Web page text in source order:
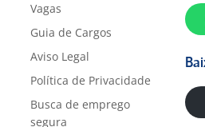
Vagas
Guia de Cargos
Aviso Legal
Política de Privacidade
Busca de emprego
segura